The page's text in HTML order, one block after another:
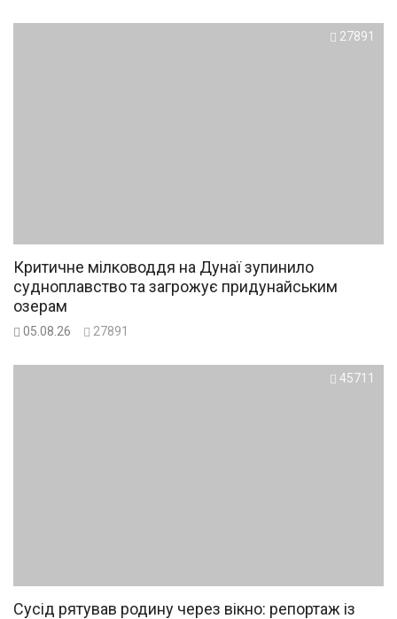
27891
Критичне мілководдя на Дунаї зупинило
судноплавство та загрожує придунайським
озерам
05.08.26 27891
45711
Сусід рятував родину через вікно: репортаж із